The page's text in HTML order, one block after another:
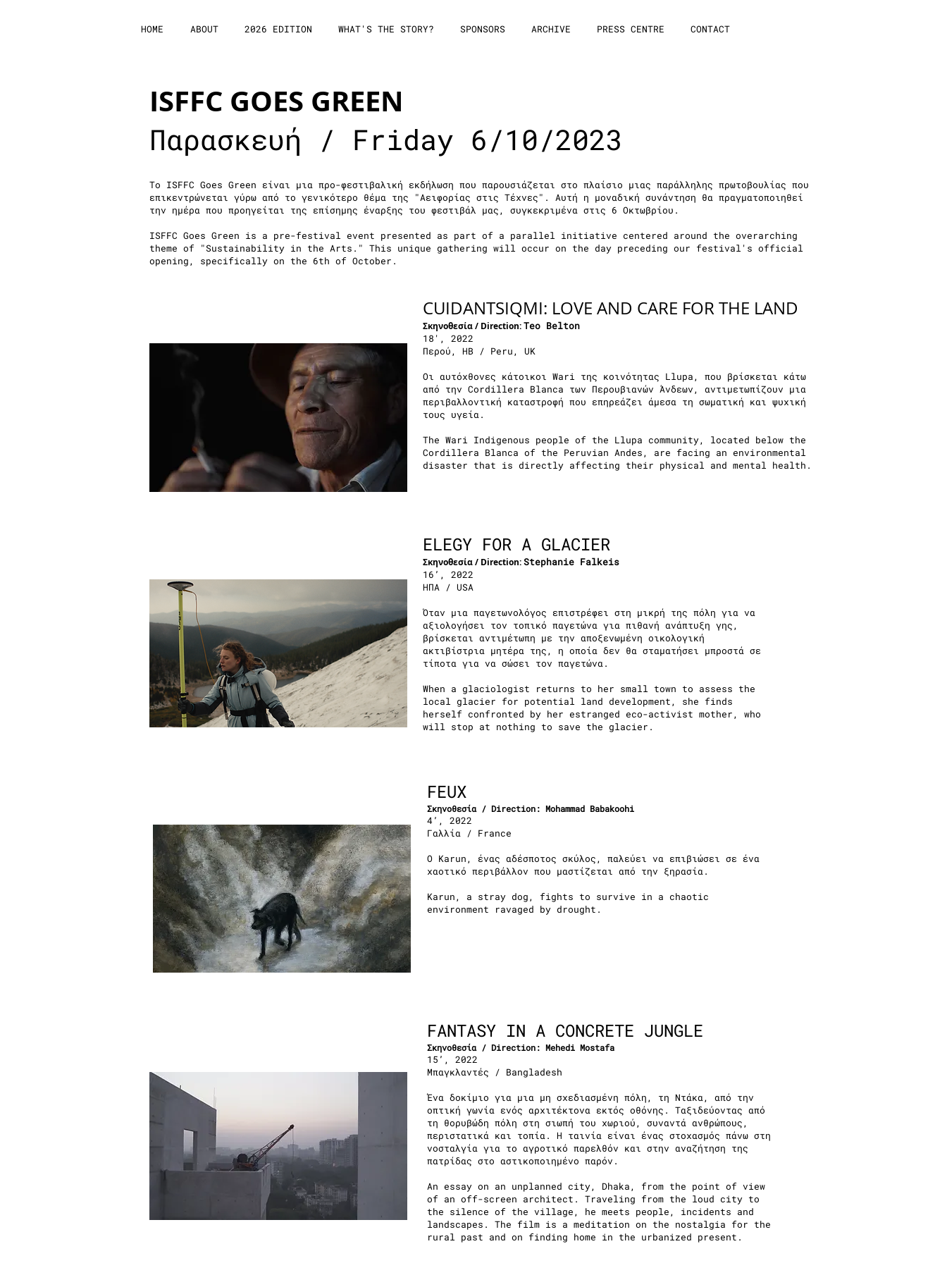
HOME ABOUT 2026 EDITION WHAT'S THE STORY? SPONSORS ARCHIVE PRESS CENTRE CONTACT
ISFFC GOES GREEN
Παρασκευή / Friday 6/10/2023
Το ISFFC Goes Green είναι μια προ-φεστιβαλική εκδήλωση που παρουσιάζεται στο πλαίσιο μιας παράλληλης πρωτοβουλίας που
επικεντρώνεται γύρω από το γενικότερο θέμα της "Αειφορίας στις Τέχνες". Αυτή η μοναδική συνάντηση θα πραγματοποιηθεί
την ημέρα που προηγείται της επίσημης έναρξης του φεστιβάλ μας, συγκεκριμένα στις 6 Οκτωβρίου.
ISFFC Goes Green is a pre-festival event presented as part of a parallel initiative centered around the overarching
theme of "Sustainability in the Arts." This unique gathering will occur on the day preceding our festival's official
opening, specifically on the 6th of October.
CUIDANTSIQMI: LOVE AND CARE FOR THE LAND
Σκηνοθεσία / Direction:Teo Belton
18', 2022
Περού, ΗΒ / Peru, UK
Οι αυτόχθονες κάτοικοι Wari της κοινότητας Llupa, που βρίσκεται κάτω
από την Cordillera Blanca των Περουβιανών Άνδεων, αντιμετωπίζουν μια
περιβαλλοντική καταστροφή που επηρεάζει άμεσα τη σωματική και ψυχική
τους υγεία.
The Wari Indigenous people of the Llupa community, located below the
Cordillera Blanca of the Peruvian Andes, are facing an environmental
disaster that is directly affecting their physical and mental health.
ELEGY FOR A GLACIER
Σκηνοθεσία / Direction:Stephanie Falkeis
16’, 2022
ΗΠΑ / USA
Όταν μια παγετωνολόγος επιστρέφει στη μικρή της πόλη για να
αξιολογήσει τον τοπικό παγετώνα για πιθανή ανάπτυξη γης,
βρίσκεται αντιμέτωπη με την αποξενωμένη οικολογική
ακτιβίστρια μητέρα της, η οποία δεν θα σταματήσει μπροστά σε
τίποτα για να σώσει τον παγετώνα.
When a glaciologist returns to her small town to assess the
local glacier for potential land development, she finds
herself confronted by her estranged eco-activist mother, who
will stop at nothing to save the glacier.
FEUX
Σκηνοθεσία / Direction: Mohammad Babakoohi
4’, 2022
Γαλλία / France
Ο Karun, ένας αδέσποτος σκύλος, παλεύει να επιβιώσει σε ένα
χαοτικό περιβάλλον που μαστίζεται από την ξηρασία.
Karun, a stray dog, fights to survive in a chaotic
environment ravaged by drought.
FANTASY IN A CONCRETE JUNGLE
Σκηνοθεσία / Direction: Mehedi Mostafa
15’, 2022
Μπαγκλαντές / Bangladesh
Ένα δοκίμιο για μια μη σχεδιασμένη πόλη, τη Ντάκα, από την
οπτική γωνία ενός αρχιτέκτονα εκτός οθόνης. Ταξιδεύοντας από
τη θορυβώδη πόλη στη σιωπή του χωριού, συναντά ανθρώπους,
περιστατικά και τοπία. Η ταινία είναι ένας στοχασμός πάνω στη
νοσταλγία για το αγροτικό παρελθόν και στην αναζήτηση της
πατρίδας στο αστικοποιημένο παρόν.
An essay on an unplanned city, Dhaka, from the point of view
of an off-screen architect. Traveling from the loud city to
the silence of the village, he meets people, incidents and
landscapes. The film is a meditation on the nostalgia for the
rural past and on finding home in the urbanized present.